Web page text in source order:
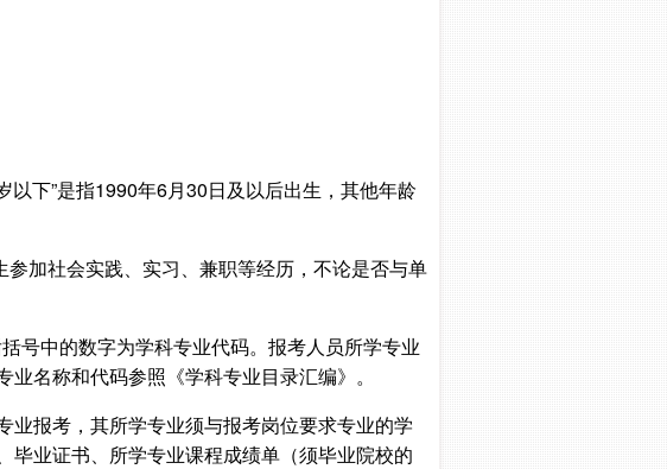
以下”是指1990年6月30日及以后出生，其他年龄
加社会实践、实习、兼职等经历，不论是否与单
号中的数字为学科专业代码。报考人员所学专业
名称和代码参照《学科专业目录汇编》。
报考，其所学专业须与报考岗位要求专业的学
业证书、所学专业课程成绩单（须毕业院校的